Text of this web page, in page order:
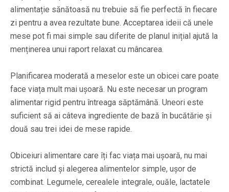
alimentație sănătoasă nu trebuie să fie perfectă în fiecare
zi pentru a avea rezultate bune. Acceptarea ideii că unele
mese pot fi mai simple sau diferite de planul inițial ajută la
menținerea unui raport relaxat cu mâncarea.
Planificarea moderată a meselor este un obicei care poate
face viața mult mai ușoară. Nu este necesar un program
alimentar rigid pentru întreaga săptămână. Uneori este
suficient să ai câteva ingrediente de bază în bucătărie și
două sau trei idei de mese rapide.
Obiceiuri alimentare care îți fac viața mai ușoară, nu mai
strictă includ și alegerea alimentelor simple, ușor de
combinat. Legumele, cerealele integrale, ouăle, lactatele